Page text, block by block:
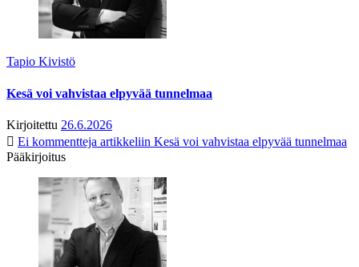
Tapio Kivistö
Kesä voi vahvistaa elpyvää tunnelmaa
Kirjoitettu 26.6.2026
Ei kommentteja artikkeliin Kesä voi vahvistaa elpyvää tunnelmaa
Pääkirjoitus